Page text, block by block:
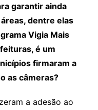
garantir ainda
dentre elas
Vigia Mais
é um
firmaram a
as câmeras?
a adesão ao